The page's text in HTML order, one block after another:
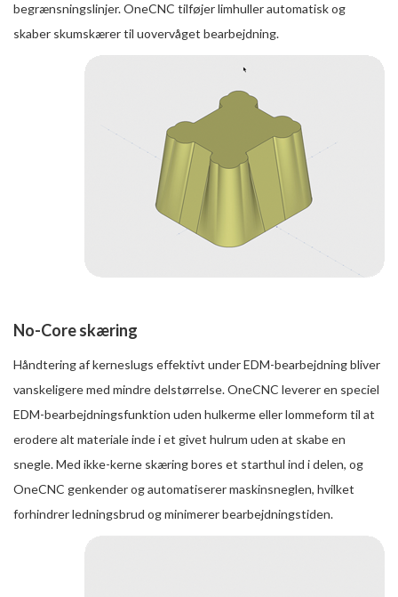
begrænsningslinjer. OneCNC tilføjer limhuller automatisk og
skaber skumskærer til uovervåget bearbejdning.
No-Core skæring
Håndtering af kerneslugs effektivt under EDM-bearbejdning bliver
vanskeligere med mindre delstørrelse. OneCNC leverer en speciel
EDM-bearbejdningsfunktion uden hulkerme eller lommeform til at
erodere alt materiale inde i et givet hulrum uden at skabe en
snegle. Med ikke-kerne skæring bores et starthul ind i delen, og
OneCNC genkender og automatiserer maskinsneglen, hvilket
forhindrer ledningsbrud og minimerer bearbejdningstiden.